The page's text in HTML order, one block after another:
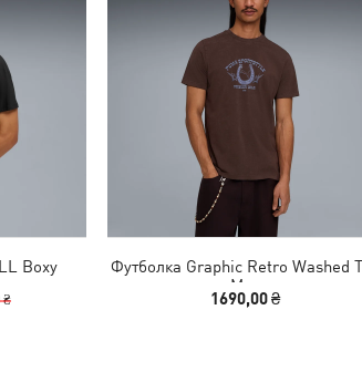
Boxy
₴
Футболка Graphic Retro Washed
Men
1690,00 ₴